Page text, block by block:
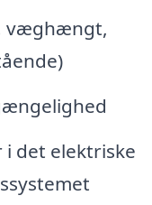
væghængt,
det elektriske